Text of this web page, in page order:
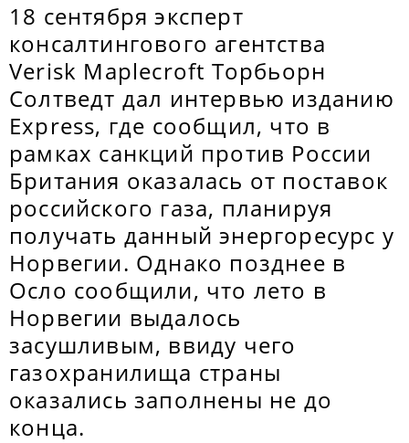
18 сентября эксперт
консалтингового агентства
Verisk Maplecroft Торбьорн
Солтведт дал интервью изданию
Express, где сообщил, что в
рамках санкций против России
Британия оказалась от поставок
российского газа, планируя
получать данный энергоресурс у
Норвегии. Однако позднее в
Осло сообщили, что лето в
Норвегии выдалось
засушливым, ввиду чего
газохранилища страны
оказались заполнены не до
конца.